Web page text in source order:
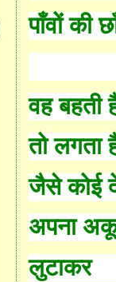
पाँवों की
वह बहती
तो लगता
जैसे कोई
अपना
लुटाकर